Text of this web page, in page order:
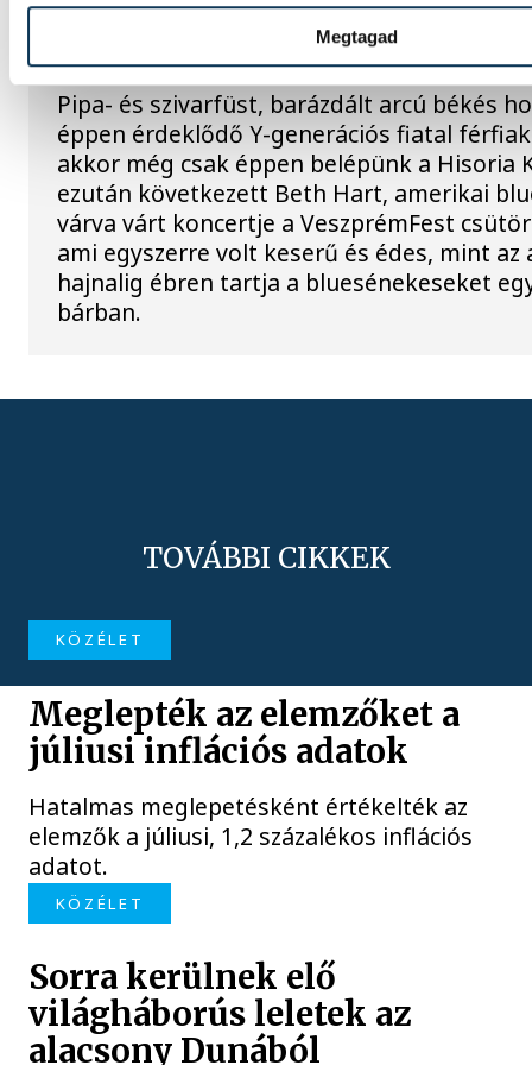
Megtagad
Beth Hart és a démonjai
Pipa- és szivarfüst, barázdált arcú békés
éppen érdeklődő Y-generációs fiatal
akkor még csak éppen belépünk a Hisoria
ezután következett Beth Hart, amerikai
várva várt koncertje a VeszprémFest
ami egyszerre volt keserű és édes, mint az
hajnalig ébren tartja a bluesénekeseket
bárban.
TOVÁBBI CIKKEK
KÖZÉLET
Meglepték az elemzőket a
júliusi inflációs adatok
Hatalmas meglepetésként értékelték az
elemzők a júliusi, 1,2 százalékos inflációs
adatot.
KÖZÉLET
Sorra kerülnek elő
világháborús leletek az
alacsony Dunából